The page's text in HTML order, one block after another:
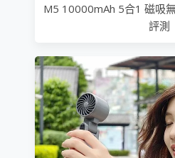
M5 10000mAh 5合1 磁吸
評測